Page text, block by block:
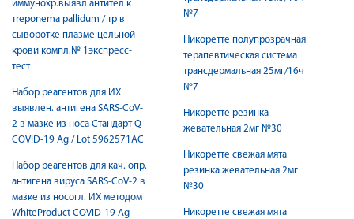
иммунохр.выявл.антител к
тreponema pallidum / тр в
сыворотке плазме цельной
крови компл.№ 1экспресс-
тест
Набор реагентов для ИХ
выявлен. антигена SARS-CoV-
2 в мазке из носа Стандарт Q
COVID-19 Ag / Lot 5962571AC
Набор реагентов для кач. опр.
антигена вируса SARS-CoV-2 в
мазке из носогл. ИХ методом
WhiteProduct COVID-19 Ag
№7
Никоретте полупрозрачная
терапевтическая система
трансдермальная 25мг/16ч
№7
Никоретте резинка
жевательная 2мг №30
Никоретте свежая мята
резинка жевательная 2мг
№30
Никоретте свежая мята